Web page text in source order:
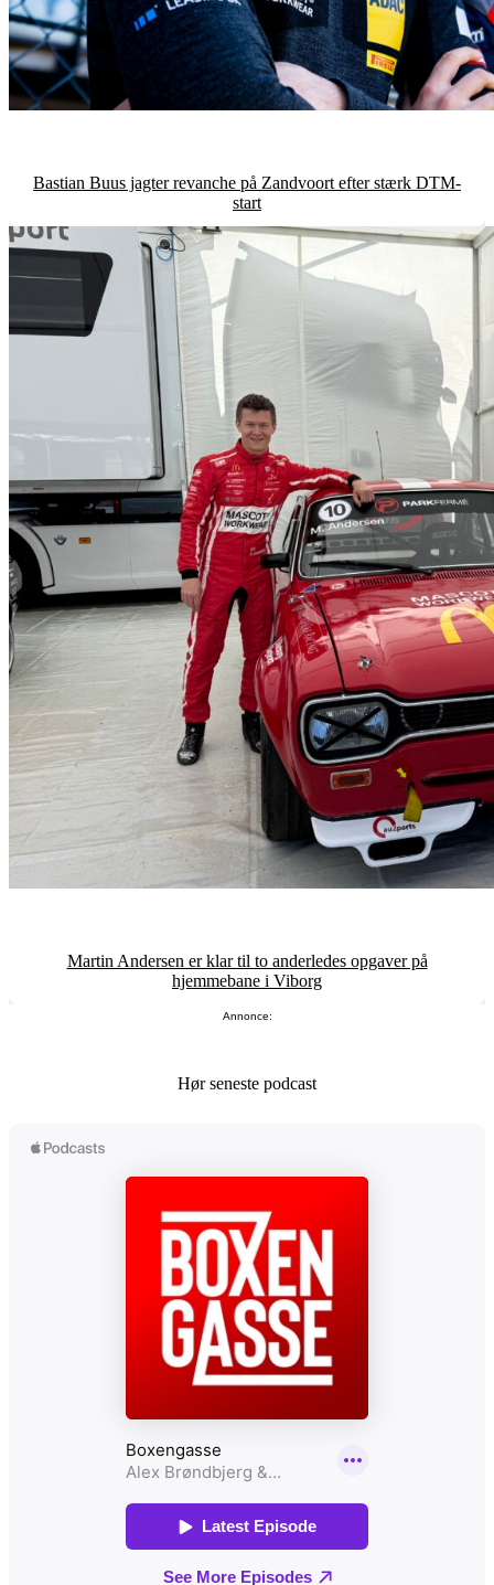
Bastian Buus jagter revanche på Zandvoort efter stærk DTM-
start
Martin Andersen er klar til to anderledes opgaver på
hjemmebane i Viborg
Annonce:
Hør seneste podcast